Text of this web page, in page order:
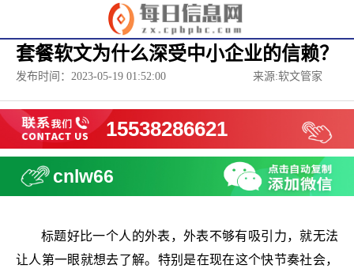
套餐软文为什么深受中小企业的信赖？
发布时间：2023-05-19 01:52:00 来源:软文管家
15538286621
cnlw66
标题好比一个人的外表，外表不够有吸引力，就无法
让人第一眼就想去了解。特别是在现在这个快节奏社会，